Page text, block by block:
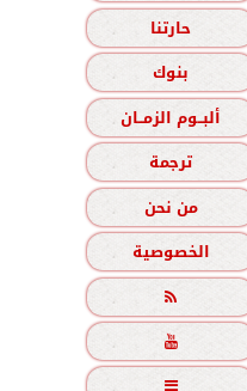
حارتنا
بنوك
ألبــوم الزمــان
ترجمة
من نحن
الخصوصية

